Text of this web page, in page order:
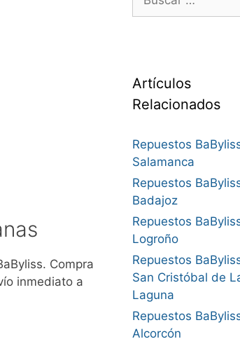
Compra
inmediato a
Artículos
Relacionados
Repuestos
Salamanca
Repuestos
Badajoz
Repuestos
Logroño
Repuestos
San Cristóbal de
Laguna
Repuestos
Alcorcón